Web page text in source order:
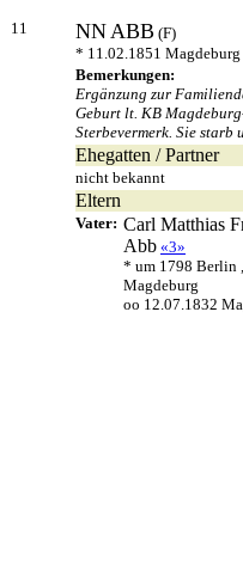
11 NNABB (F)
* 11.02.1851
Bemerkungen:
Ergänzung zur
Geburt lt. KB
Sterbevermerk. Sie starb
Ehegatten / Partner
nicht bekannt
Eltern
Vater: Carl Matthias
Abb «3»
* um 1798 Berlin
Magdeburg
oo 12.07.1832